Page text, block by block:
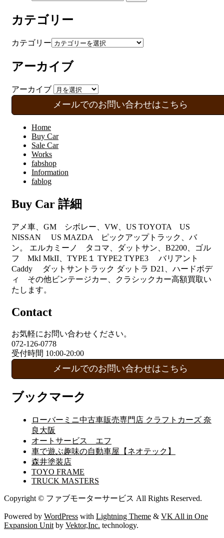
カテゴリー
カテゴリー
アーカイブ
アーカイブ
メールでのお問い合わせはこちら
Home
Buy Car
Sale Car
Works
fabshop
Information
fablog
Buy Car 詳細
アメ車、GM シボレー、VW、US TOYOTA US
NISSAN US MAZDA ピックアップトラック、バ
ン。 エルカミーノ タコマ、ダットサン、B2200、ゴル
フ MkI MkII、TYPE１ TYPE2 TYPE3 バリアント
Caddy ダットサントラック ダットラ D21、ハードボデ
ィ その他ビンテージカー、クラシックカー高額買取い
たします。
Contact
お気軽にお問い合わせください。
072-126-0778
受付時間 10:00-20:00
メールでのお問い合わせはこちら
ブックマーク
ローバーミニ中古車販売専門店 クラフトカーズ 奈
良大阪
オートサービス エフ
車で遊ぶ趣味の自動車屋【ネオテック】
森井塗装店
TOYO FRAME
TRUCK MASTERS
Copyright © ファブモーターサービス All Rights Reserved.
Powered by WordPress with Lightning Theme & VK All in One
Expansion Unit by Vektor,Inc. technology.